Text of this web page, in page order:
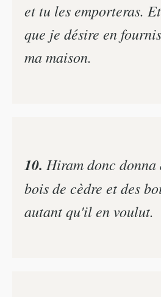
et tu les emporteras.
que je désire en
ma maison.
10. Hiram donc donna
bois de cèdre et des
autant qu'il en voulut.